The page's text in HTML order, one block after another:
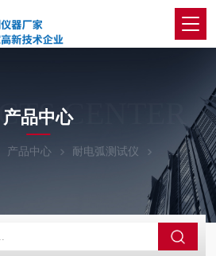
CENTER
产品中心
产品中心 耐电弧测试仪 100-电线